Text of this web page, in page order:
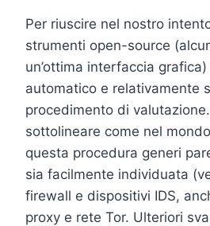
Per riuscire nel nostro
strumenti open-source
un’ottima interfaccia
automatico e relativamente
procedimento di
sottolineare come nel
questa procedura generi
sia facilmente individuata
firewall e dispositivi IDS,
proxy e rete Tor. Ulteriori